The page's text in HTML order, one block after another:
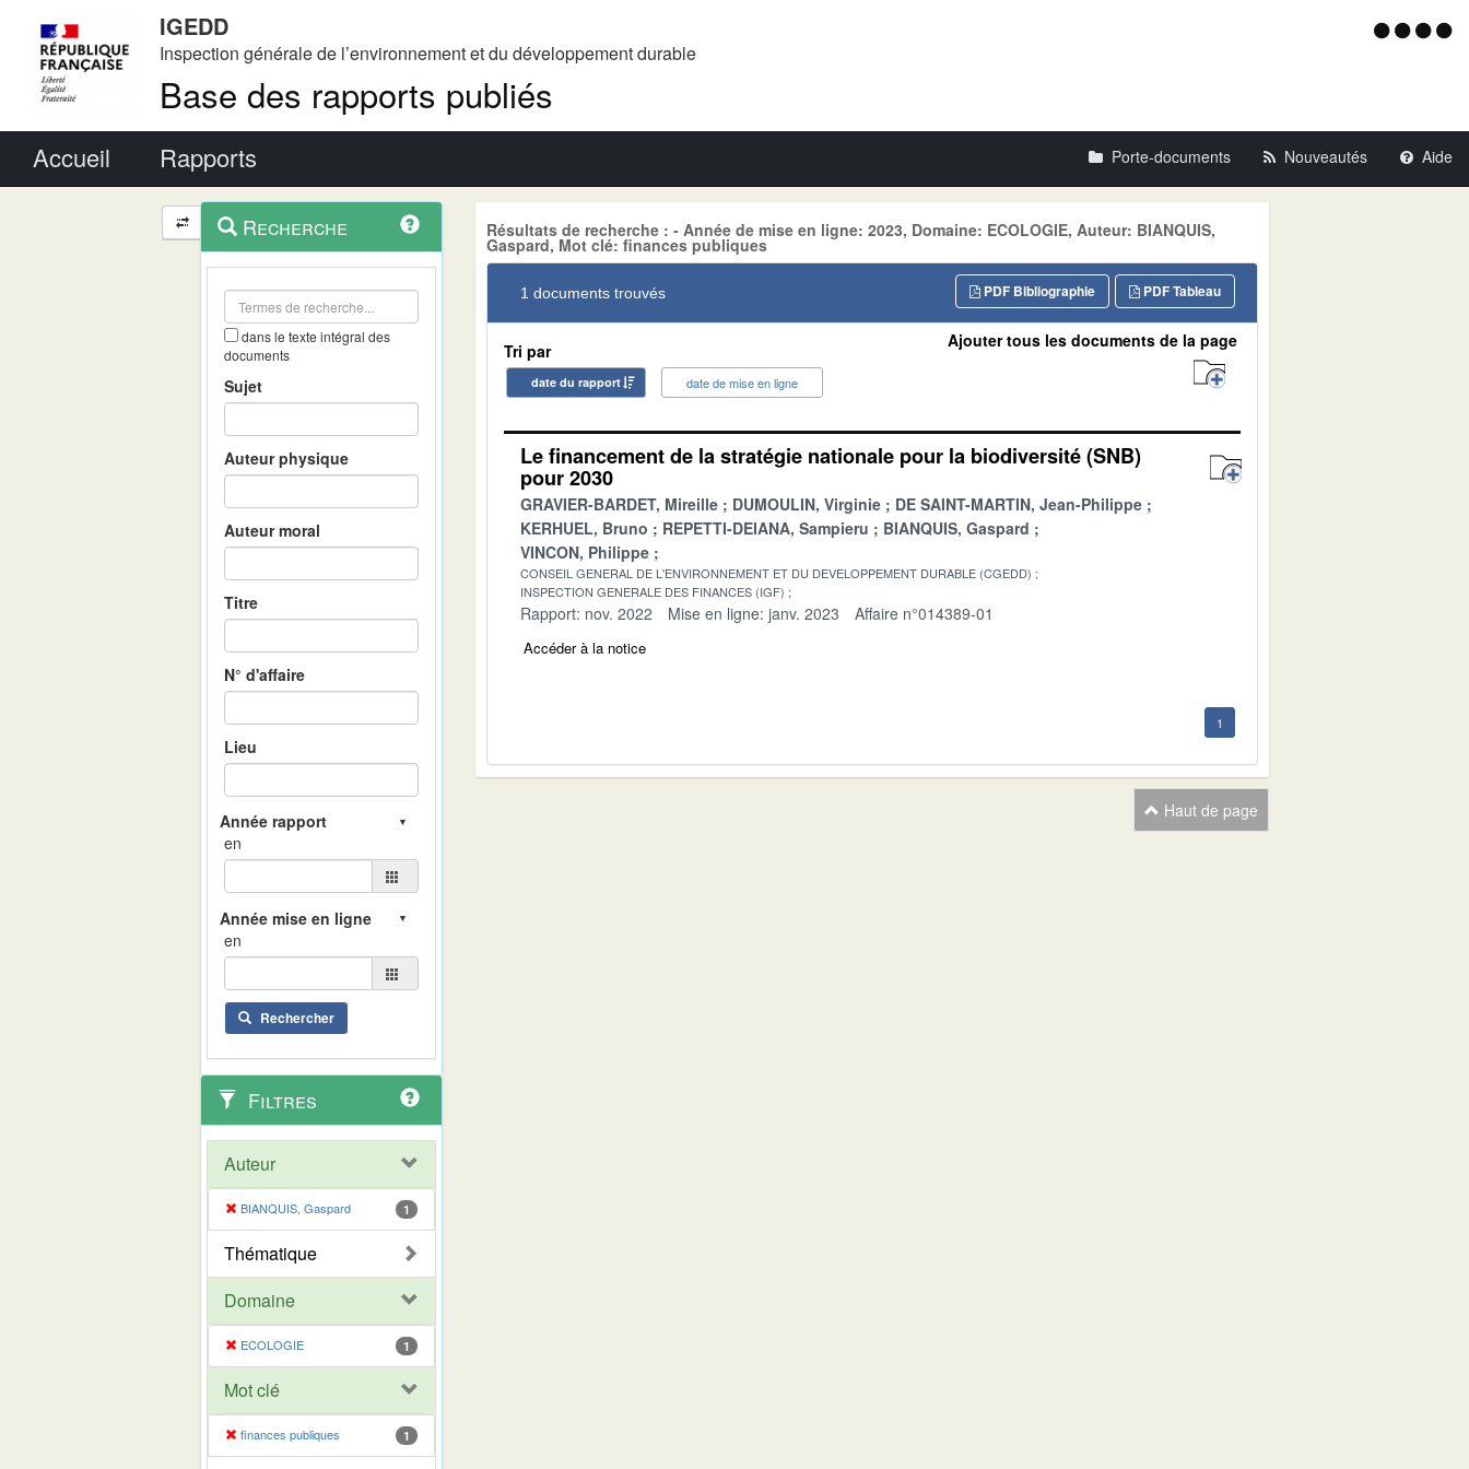
IGEDD
Inspection générale de l’environnement et du développement durable
Base des rapports publiés
Menu
Accueil Rapports Porte-documents Nouveautés Aide
Navigation
et
outils
contextuel
Recherche
dans le texte intégral des
documents
Sujet
Auteur physique
Auteur moral
Titre
N° d'affaire
Lieu
en
en
Rechercher
Filtres
Auteur
BIANQUIS, Gaspard 1
Thématique
Domaine
ECOLOGIE 1
Mot clé
finances publiques 1
Résultats de recherche : - Année de mise en ligne: 2023, Domaine: ECOLOGIE, Auteur: BIANQUIS,
Gaspard, Mot clé: finances publiques
1 documents trouvés PDF Tableau
PDF Bibliographie
Tri par
date du rapport date de mise en ligne
Ajouter tous les documents de la page
Le financement de la stratégie nationale pour la biodiversité (SNB)
pour 2030
GRAVIER-BARDET, Mireille DUMOULIN, Virginie
DE SAINT-MARTIN, Jean-Philippe
KERHUEL, Bruno
REPETTI-DEIANA, Sampieru
BIANQUIS, Gaspard
VINCON, Philippe
CONSEIL GENERAL DE L'ENVIRONNEMENT ET DU DEVELOPPEMENT DURABLE (CGEDD)
INSPECTION GENERALE DES FINANCES (IGF)
Rapport: nov. 2022 Mise en ligne: janv. 2023 Affaire n°014389-01
Accéder à la notice
1
Haut de page